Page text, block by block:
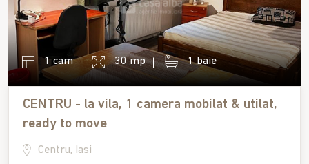
1 cam 30 mp 1 baie
CENTRU - la vila, 1 camera mobilat & utilat,
ready to move
Centru, Iasi